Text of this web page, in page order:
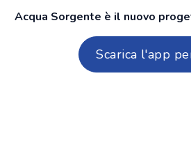
Acqua Sorgente è il nuovo
Scarica l'app